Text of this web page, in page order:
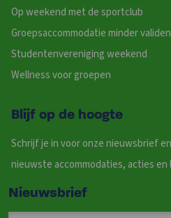
Op weekend met de sportclub
Groepsaccommodatie minder validen
Studentenvereniging weekend
Wellness voor groepen
Blijf op de hoogte
Schrijf je in voor onze nieuwsbrief
nieuwste accommodaties, acties en
Nieuwsbrief